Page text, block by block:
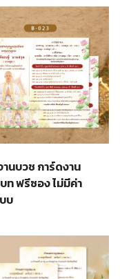
นบวช การ์ดงาน
ท ฟรีซอง ไม่มีค่า
บ